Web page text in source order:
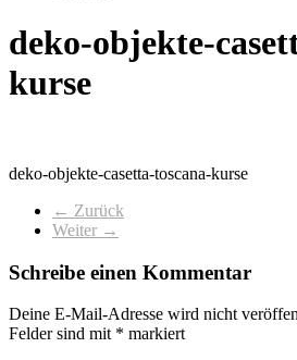
deko-objekte-
kurse
deko-objekte-casetta-toscana-kurse
← Zurück
Weiter →
Schreibe einen Kommentar
Deine E-Mail-Adresse wird nicht
Felder sind mit * markiert